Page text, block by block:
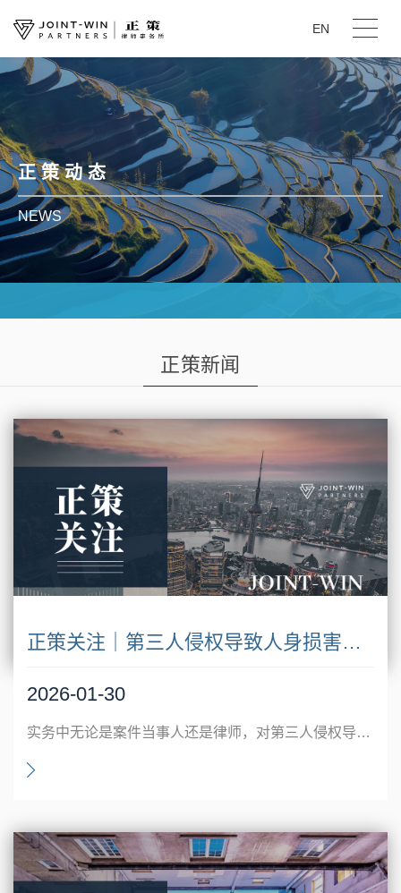
EN
正 策 动 态
NEWS
正策新闻
正策关注｜第三人侵权导致人身损害与工伤竞合的赔偿（上海）
2026-01-30
实务中无论是案件当事人还是律师，对第三人侵权导致的工伤赔偿问题大多存在模棱两可的区域，本文作者用两天时间对此问题进行了梳理汇总分类，希望对读者有所帮助！